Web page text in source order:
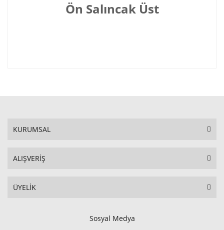
Ön Salıncak Üst
KURUMSAL
ALIŞVERİŞ
ÜYELİK
Sosyal Medya